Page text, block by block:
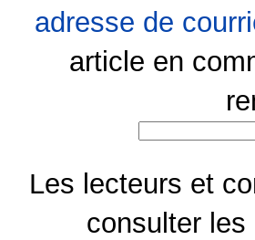
adresse de
article en
Les lecteurs et
consulter les